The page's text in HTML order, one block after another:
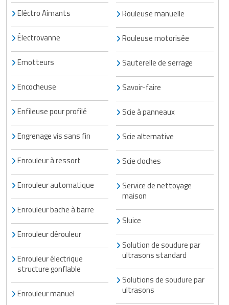
Eléctro Aimants
Électrovanne
Emotteurs
Encocheuse
Enfileuse pour profilé
Engrenage vis sans fin
Enrouleur à ressort
Enrouleur automatique
Enrouleur bache à barre
Enrouleur dérouleur
Enrouleur électrique
structure gonflable
Enrouleur manuel
Rouleuse manuelle
Rouleuse motorisée
Sauterelle de serrage
Savoir-faire
Scie à panneaux
Scie alternative
Scie cloches
Service de nettoyage
maison
Sluice
Solution de soudure par
ultrasons standard
Solutions de soudure par
ultrasons